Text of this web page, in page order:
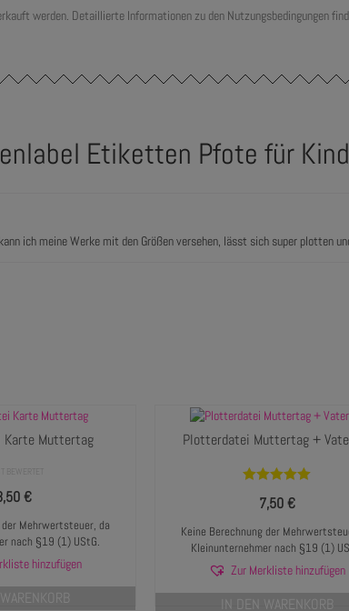
werden. Detaillierte Informationen zu den Nutzungsbedingungen
Etiketten Pfote für
ich meine Werke mit den Größen versehen, lässt sich super plotten
Muttertag
€
der Mehrwertsteuer, da
nach §19 (1) UStG.
hinzufügen
Plotterdatei Muttertag +
5.00von 5
7,50€
Keine Berechnung der
Kleinunternehmer nach §19 (1)
Zur Merkliste hinzufügen
IN DEN WARENKORB